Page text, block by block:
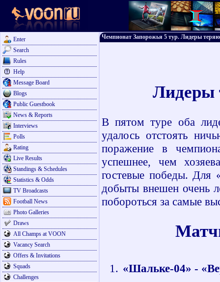
Enter
Search
Rules
Help
Message Board
Blogs
Public Guestbook
News & Reports
Interviews
Polls
Rating
Live Results
Standings & Schedules
Statistics & Odds
TV Broadcasts
Football News
Photo Galleries
Draws
All Champs at VOON
Vacancy Search
Offers & Invitations
Squads
Challenges
Чемпионат Запорожья 5 тур. Лидеры
Лидеры
В пятом туре оба
удалось отстоять
поражение в
успешнее, чем
гостевые победы. Для
добыты внешен очень
побороться за самые
«Шальке-04» -